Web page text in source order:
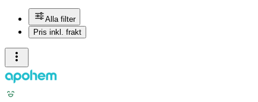
Alla filter
Pris inkl. frakt